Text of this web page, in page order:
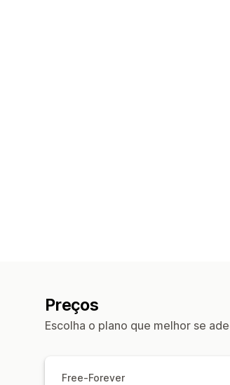
Preços
Escolha o plano que melhor se
Free-Forever